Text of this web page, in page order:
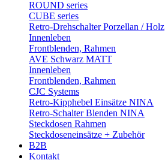
ROUND series
CUBE series
Retro-Drehschalter Porzellan / Holz
Innenleben
Frontblenden, Rahmen
AVE Schwarz MATT
Innenleben
Frontblenden, Rahmen
CJC Systems
Retro-Kipphebel Einsätze NINA
Retro-Schalter Blenden NINA
Steckdosen Rahmen
Steckdoseneinsätze + Zubehör
B2B
Kontakt